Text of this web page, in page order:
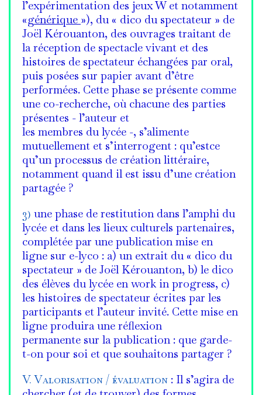
l’expérimentation des jeux W et notamment
«générique »), du « dico du spectateur » de
Joël Kérouanton, des ouvrages traitant de
la réception de spectacle vivant et des
histoires de spectateur échangées par oral,
puis posées sur papier avant d’être
performées. Cette phase se présente comme
une co-recherche, où chacune des parties
présentes - l’auteur et
les membres du lycée -, s’alimente
mutuellement et s’interrogent : qu’estce
qu’un processus de création littéraire,
notamment quand il est issu d’une création
partagée ?
3) une phase de restitution dans l’amphi du
lycée et dans les lieux culturels partenaires,
complétée par une publication mise en
ligne sur e-lyco : a) un extrait du « dico du
spectateur » de Joël Kérouanton, b) le dico
des élèves du lycée en work in progress, c)
les histoires de spectateur écrites par les
participants et l’auteur invité. Cette mise en
ligne produira une réflexion
permanente sur la publication : que garde-
t-on pour soi et que souhaitons partager ?
V. Valorisation / évaluation : Il s’agira de